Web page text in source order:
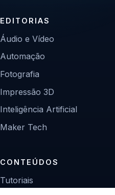
EDITORIAS
Áudio e Vídeo
Automação
Fotografia
Impressão 3D
Inteligência Artificial
Maker Tech
CONTEÚDOS
Tutoriais